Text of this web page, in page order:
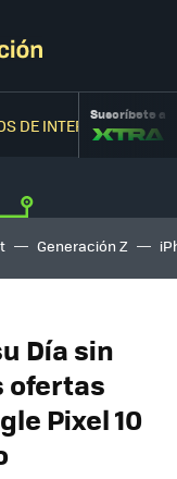
DE INTERNETSuscríbete a
Generación Z
Día sin
ofertas
Pixel 10